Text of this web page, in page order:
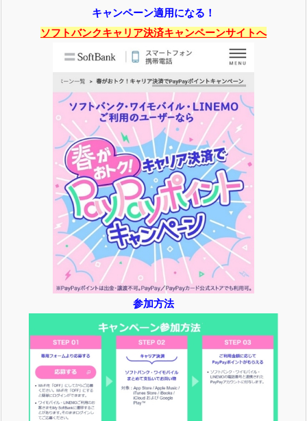
キャンペーン適用になる！
ソフトバンクキャリア決済キャンペーンサイトへ
参加方法